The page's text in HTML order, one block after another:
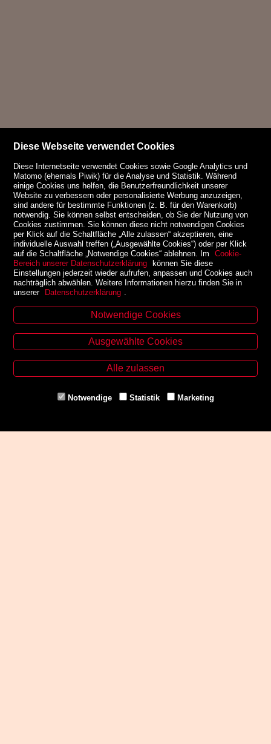
Kontakt
Zinzendorfgasse 29, A-8010 Graz
Tel. +43 316 32 79 52
Fax. +43 316 32 79 52 21
www.uni-buchladen.at
Diese Webseite verwendet Cookies
Diese Internetseite verwendet Cookies sowie Google Analytics und
Matomo (ehemals Piwik) für die Analyse und Statistik. Während
einige Cookies uns helfen, die Benutzerfreundlichkeit unserer
Website zu verbessern oder personalisierte Werbung anzuzeigen,
sind andere für bestimmte Funktionen (z. B. für den Warenkorb)
notwendig. Sie können selbst entscheiden, ob Sie der Nutzung von
Cookies zustimmen. Sie können diese nicht notwendigen Cookies
per Klick auf die Schaltfläche „Alle zulassen“ akzeptieren, eine
individuelle Auswahl treffen („Ausgewählte Cookies“) oder per Klick
auf die Schaltfläche „Notwendige Cookies“ ablehnen. Im
Cookie-
Bereich unserer Datenschutzerklärung können Sie diese
Einstellungen jederzeit wieder aufrufen, anpassen und Cookies auch
nachträglich abwählen. Weitere Informationen hierzu finden Sie in
unserer Datenschutzerklärung
Notwendige Cookies
Ausgewählte Cookies
Alle zulassen
Notwendige Statistik Marketing